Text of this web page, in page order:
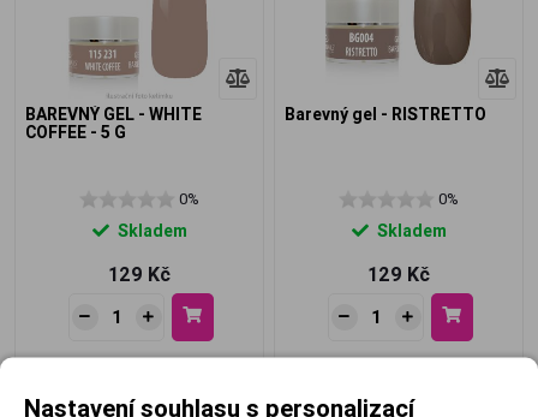
BAREVNÝ GEL - WHITE
COFFEE - 5 G
0%
Skladem
129 Kč
Barevný gel - RISTRETTO
0%
Skladem
129 Kč
Nastavení souhlasu s personalizací